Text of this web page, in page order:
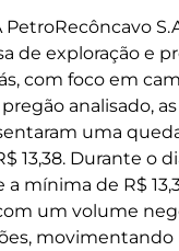
PetroRecôncavo
de exploração e
com foco em
analisado,
uma
13,38. Durante o
mínima de R$
com um volume
movimentando